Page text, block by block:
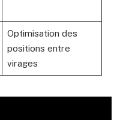
Optimisation des
positions entre
virages